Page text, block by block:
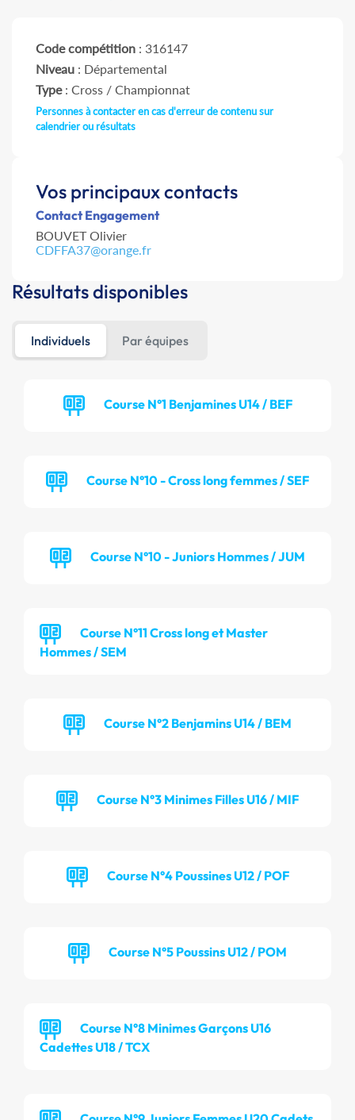
Code compétition : 316147
Niveau : Départemental
Type: Cross / Championnat
Personnes à contacter en cas d'erreur de contenu sur
calendrier ou résultats
Vos principaux contacts
Contact Engagement
BOUVET Olivier
CDFFA37@orange.fr
Résultats disponibles
Individuels Par équipes
Course N°1 Benjamines U14 / BEF
Course N°10 - Cross long femmes / SEF
Course N°10 - Juniors Hommes / JUM
Course N°11 Cross long et Master
Hommes / SEM
Course N°2 Benjamins U14 / BEM
Course N°3 Minimes Filles U16 / MIF
Course N°4 Poussines U12 / POF
Course N°5 Poussins U12 / POM
Course N°8 Minimes Garçons U16
Cadettes U18 / TCX